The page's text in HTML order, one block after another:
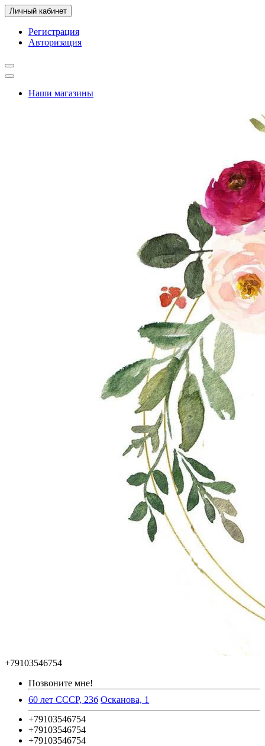
Личный кабинет
Регистрация
Авторизация
Наши магазины
+79103546754
Позвоните мне!
60 лет СССР, 23б Осканова, 1
+79103546754
+79103546754
+79103546754